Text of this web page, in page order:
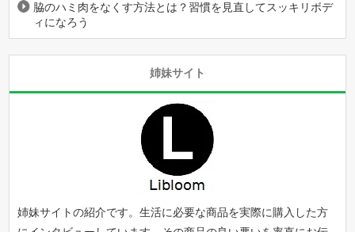
脇のハミ肉をなくす方法とは？習慣を見直してスッキリボデ
ィになろう
姉妹サイト
姉妹サイトの紹介です。生活に必要な商品を実際に購入した方